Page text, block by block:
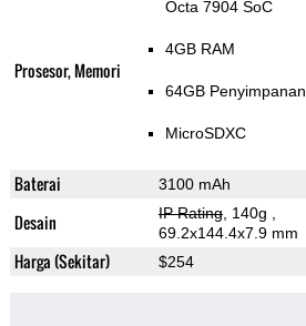
Prosesor, Memori
Octa 7904 SoC
4GB RAM
64GB Penyimpanan
MicroSDXC
Baterai 3100 mAh
Desain IP Rating, 140g
69.2x144.4x7.9 mm
Harga (Sekitar) $254